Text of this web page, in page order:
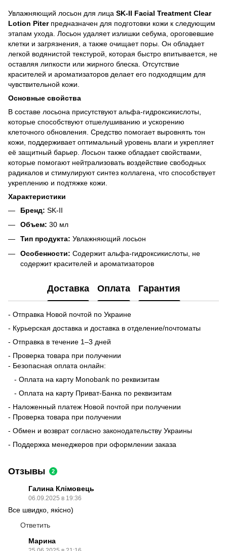
Увлажняющий лосьон для лица SK-II Facial Treatment Clear
Lotion Piterпредназначен для подготовки кожи к следующим
этапам ухода. Лосьон удаляет излишки себума, ороговевшие
клетки и загрязнения, а также очищает поры. Он обладает
легкой водянистой текстурой, которая быстро впитывается, не
оставляя липкости или жирного блеска. Отсутствие
красителей и ароматизаторов делает его подходящим для
чувствительной кожи.
Основные свойства
В составе лосьона присутствуют альфа-гидроксикислоты,
которые способствуют отшелушиванию и ускорению
клеточного обновления. Средство помогает выровнять тон
кожи, поддерживает оптимальный уровень влаги и укрепляет
её защитный барьер. Лосьон также обладает свойствами,
которые помогают нейтрализовать воздействие свободных
радикалов и стимулируют синтез коллагена, что способствует
укреплению и подтяжке кожи.
Характеристики
Бренд: SK-II
Объем: 30 мл
Тип продукта: Увлажняющий лосьон
Особенности: Содержит альфа-гидроксикислоты, не
содержит красителей и ароматизаторов
Доставка Оплата Гарантия
- Отправка Новой почтой по Украине
- Курьерская доставка и доставка в отделение/почтоматы
- Отправка в течение 1–3 дней
- Проверка товара при получении
- Безопасная оплата онлайн:
- Оплата на карту Monobank по реквизитам
- Оплата на карту Приват-Банка по реквизитам
- Наложенный платеж Новой почтой при получении
- Проверка товара при получении
- Обмен и возврат согласно законодательству Украины
- Поддержка менеджеров при оформлении заказа
Отзывы 2
Галина Клімовець
06.09.2025 в 19:36
Все швидко, якісно)
Ответить
Марина